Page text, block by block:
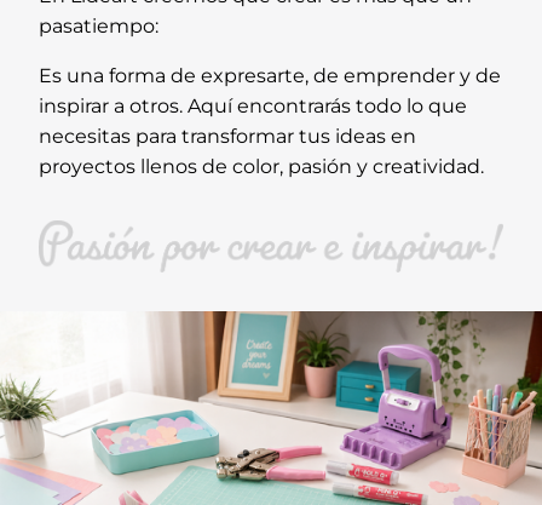
pasatiempo:
Es una forma de expresarte, de emprender y de
inspirar a otros. Aquí encontrarás todo lo que
necesitas para transformar tus ideas en
proyectos llenos de color, pasión y creatividad.